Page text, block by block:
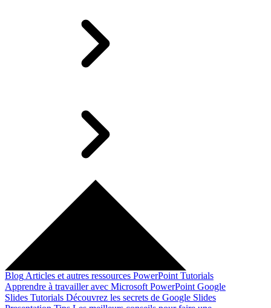
Blog Articles et autres ressources PowerPoint Tutorials
Apprendre à travailler avec Microsoft PowerPoint Google
Slides Tutorials Découvrez les secrets de Google Slides